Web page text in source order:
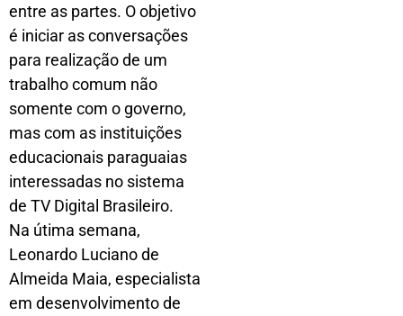
entre as partes. O objetivo
é iniciar as conversações
para realização de um
trabalho comum não
somente com o governo,
mas com as instituições
educacionais paraguaias
interessadas no sistema
de TV Digital Brasileiro.
Na útima semana,
Leonardo Luciano de
Almeida Maia, especialista
em desenvolvimento de